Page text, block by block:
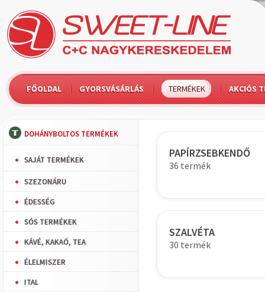
FŐOLDAL GYORSVÁSÁRLÁS TERMÉKEK AKCIÓS
DOHÁNYBOLTOS TERMÉKEK
SAJÁT TERMÉKEK
SZEZONÁRU
ÉDESSÉG
SÓS TERMÉKEK
KÁVÉ, KAKAÓ, TEA
ÉLELMISZER
ITAL
PAPÍRZSEBKENDŐ
36 termék
SZALVÉTA
30 termék